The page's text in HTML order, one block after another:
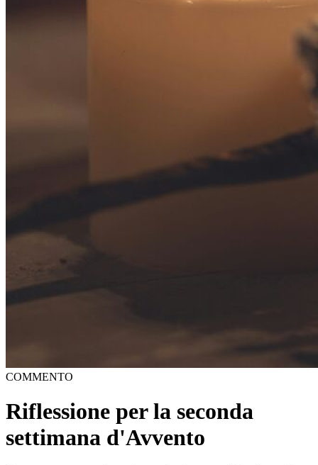
COMMENTO
Riflessione per la seconda
settimana d'Avvento